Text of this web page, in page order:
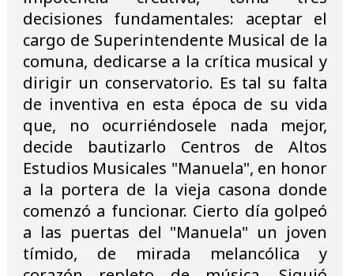
decisiones fundamentales: aceptar el
cargo de Superintendente Musical de la
comuna, dedicarse a la crítica musical y
dirigir un conservatorio. Es tal su falta
de inventiva en esta época de su vida
que, no ocurriéndosele nada mejor,
decide bautizarlo Centros de Altos
Estudios Musicales "Manuela", en honor
a la portera de la vieja casona donde
comenzó a funcionar. Cierto día golpeó
a las puertas del "Manuela" un joven
tímido, de mirada melancólica y